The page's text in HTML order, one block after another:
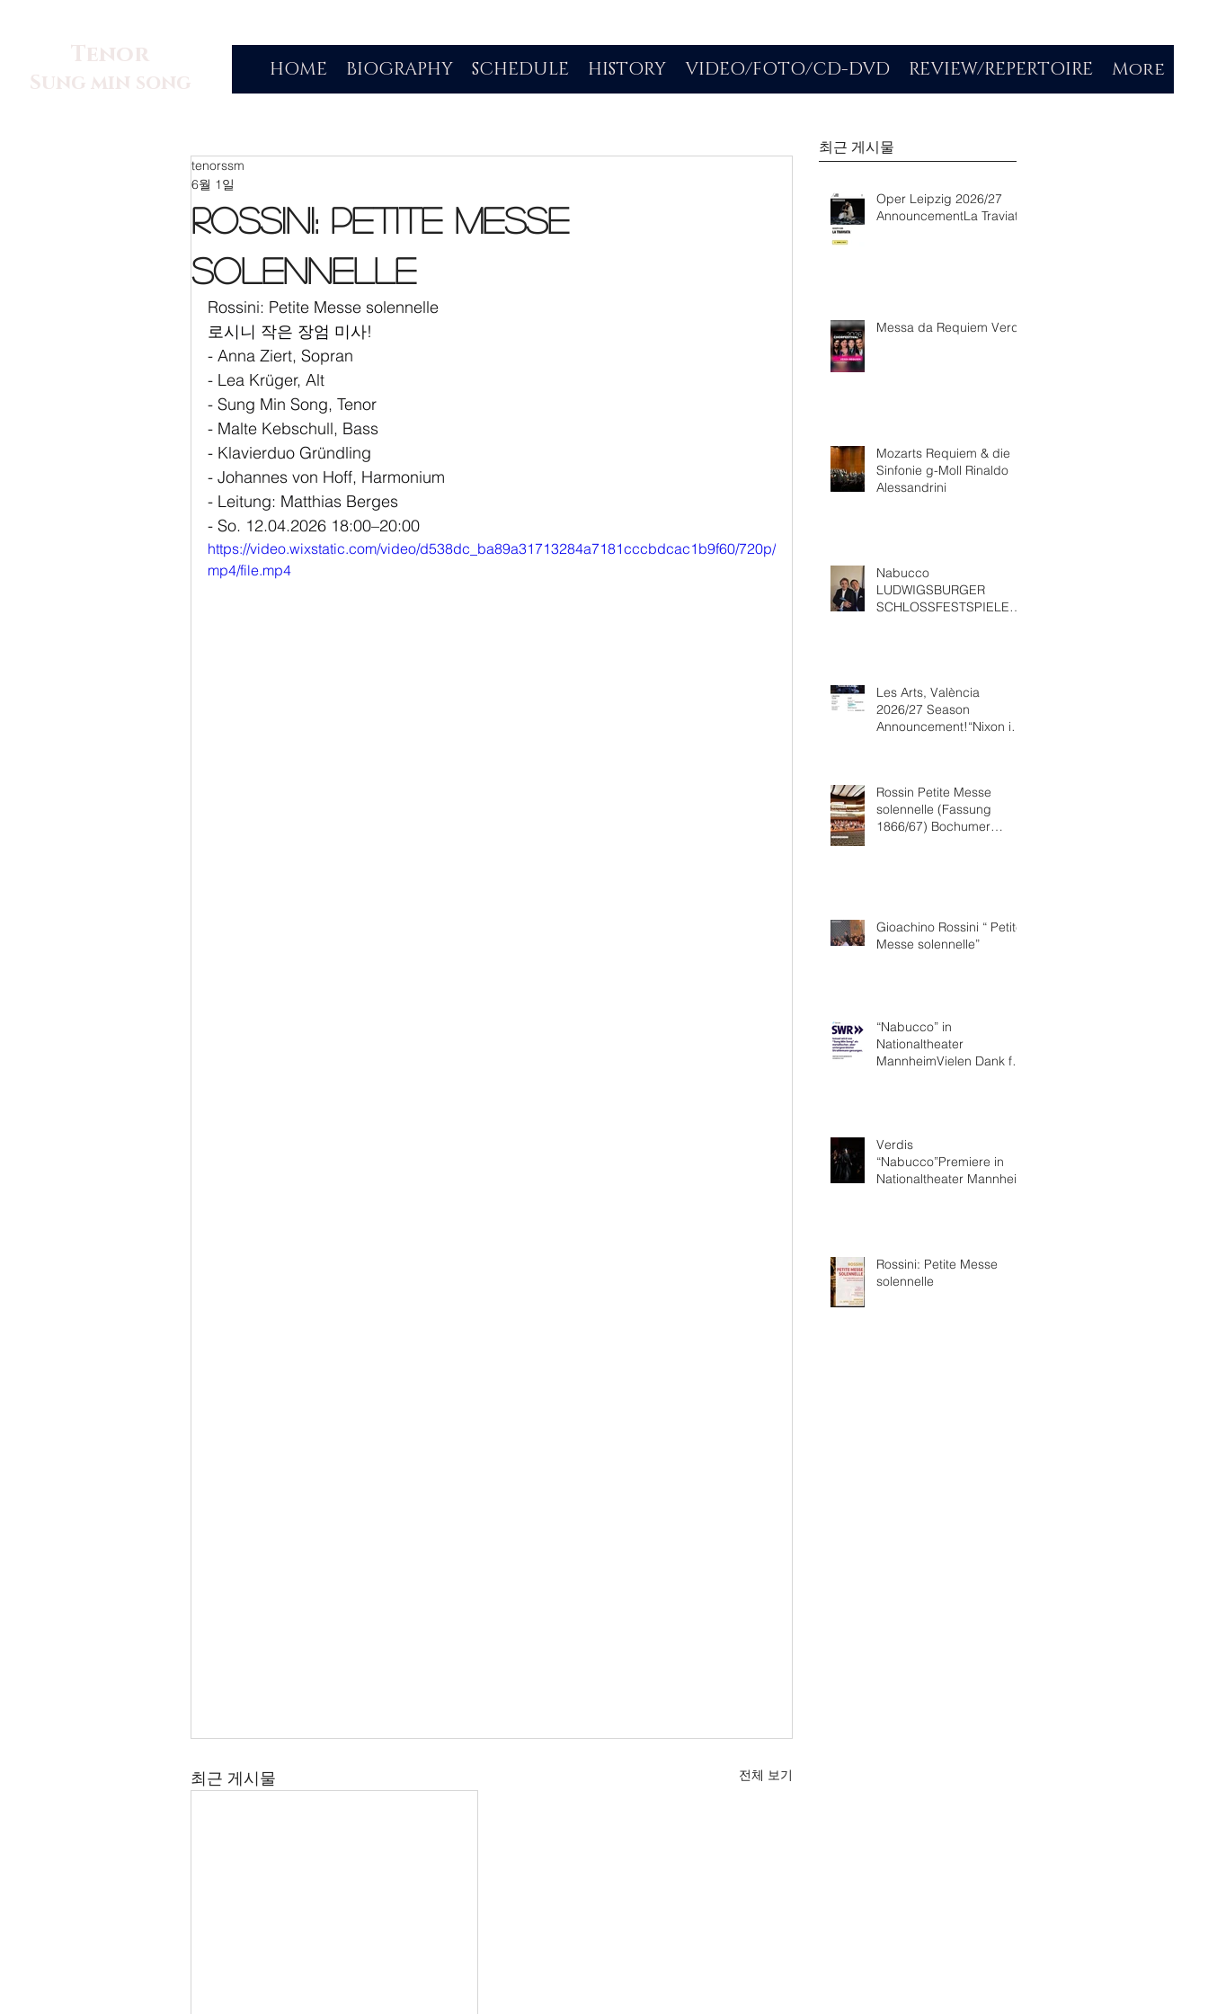
Tenor
Sung min song
HOME BIOGRAPHY SCHEDULE HISTORY VIDEO/FOTO/CD-DVD REVIEW/REPERTOIRE More
Rossini: Petite Messe
solennelle
tenorssm
6월 1일
Rossini: Petite Messe solennelle
로시니 작은 장엄 미사!
- Anna Ziert, Sopran
- Lea Krüger, Alt
- Sung Min Song, Tenor
- Malte Kebschull, Bass
- Klavierduo Gründling
- Johannes von Hoff, Harmonium
- Leitung: Matthias Berges
- So. 12.04.2026 18:00–20:00
https://video.wixstatic.com/video/d538dc_ba89a31713284a7181cccbdcac1b9f60/720p/
mp4/file.mp4
최근 게시물 전체 보기
최근 게시물
Oper Leipzig 2026/27
AnnouncementLa Traviata
Messa da Requiem Verdi
Mozarts Requiem & die
Sinfonie g-Moll Rinaldo
Alessandrini
Nabucco
LUDWIGSBURGER
SCHLOSSFESTSPIELEWit
Les Arts, València
2026/27 Season
Announcement!“Nixon in
Rossin Petite Messe
solennelle (Fassung
1866/67) Bochumer
Gioachino Rossini “ Petite
Messe solennelle”
“Nabucco” in
Nationaltheater
MannheimVielen Dank für
Verdis
“Nabucco”Premiere in
Nationaltheater Mannheim
Rossini: Petite Messe
solennelle